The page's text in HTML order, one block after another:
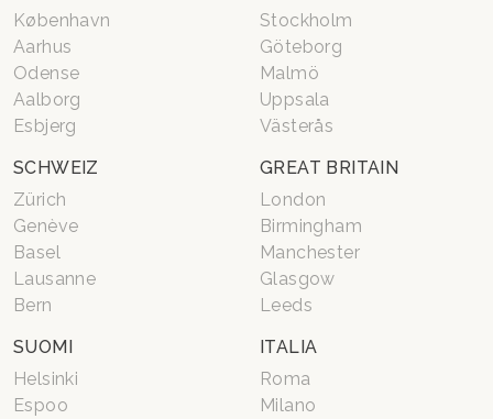
København
Aarhus
Odense
Aalborg
Esbjerg
Stockholm
Göteborg
Malmö
Uppsala
Västerås
SCHWEIZ
Zürich
Genève
Basel
Lausanne
Bern
GREAT BRITAIN
London
Birmingham
Manchester
Glasgow
Leeds
SUOMI
Helsinki
Espoo
ITALIA
Roma
Milano